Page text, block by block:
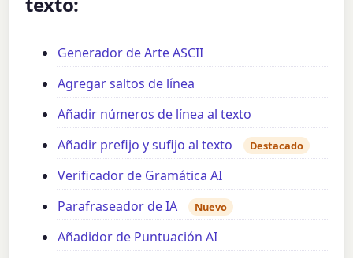
Generador de Arte ASCII
Agregar saltos de línea
Añadir números de línea al texto
Añadir prefijo y sufijo al texto
Destacado
Verificador de Gramática AI
Parafraseador de IA
Nuevo
Añadidor de Puntuación AI